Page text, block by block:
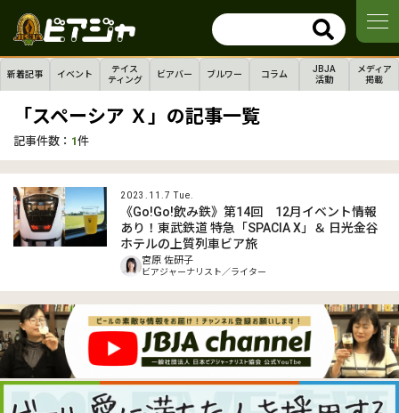
新着記事 イベント
テイス
ティング
ビアバー ブルワー コラム
JBJA
活動
メディア
掲載
「スペーシア Ｘ」の記事一覧
記事件数： 1件
2023.11.7 Tue.
《Go!Go!飲み鉄》第14回 12月イベント情報
あり！東武鉄道 特急「SPACIA X」＆ 日光金谷
ホテルの上質列車ビア旅
宮原 佐研子
ビアジャーナリスト／ライター